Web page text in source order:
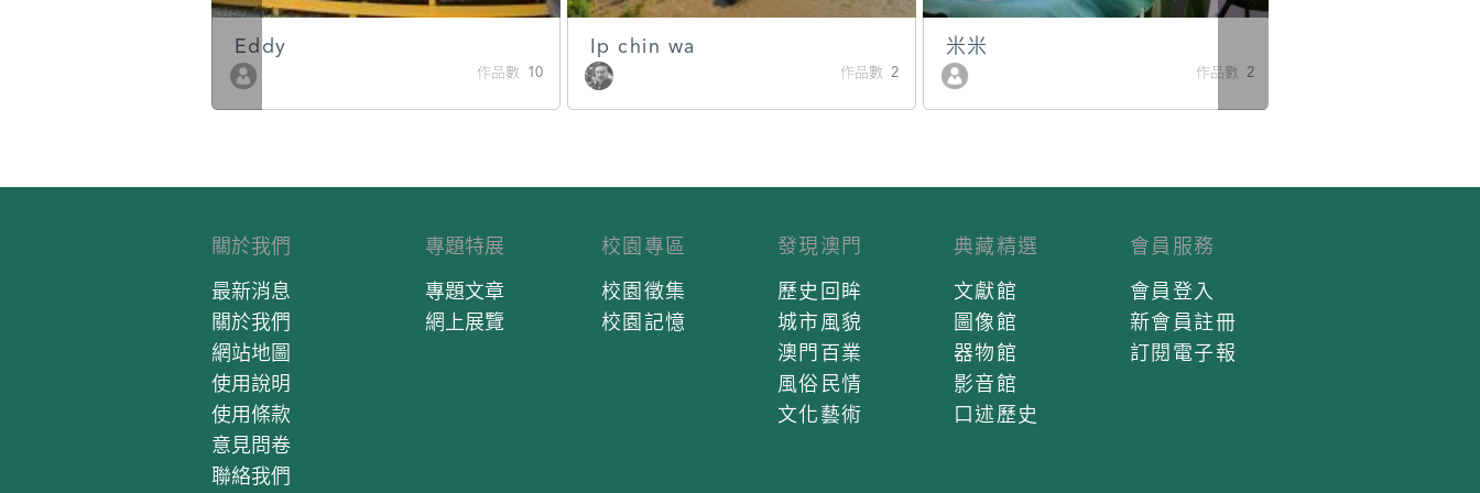
Eddy
作品數 10
Ip chin wa
作品數 2
米米
作品數 2
關於我們
最新消息
關於我們
網站地圖
使用說明
使用條款
意見問卷
聯絡我們
專題特展
專題文章
網上展覽
校園專區
校園徵集
校園記憶
發現澳門
歷史回眸
城市風貌
澳門百業
風俗民情
文化藝術
典藏精選
文獻館
圖像館
器物館
影音館
口述歷史
會員服務
會員登入
新會員註冊
訂閱電子報